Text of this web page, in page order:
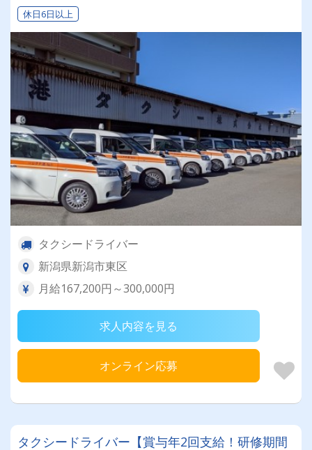
休日6日以上
タクシードライバー
新潟県新潟市東区
月給167,200円～300,000円
求人内容を見る
オンライン応募
タクシードライバー【賞与年2回支給！研修期間